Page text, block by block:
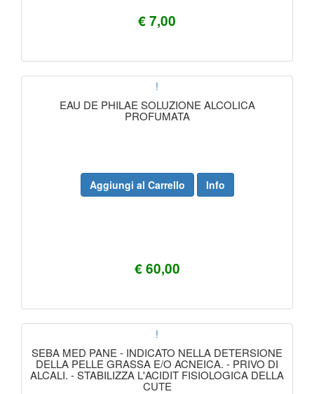
€ 7,00
!
EAU DE PHILAE SOLUZIONE ALCOLICA
PROFUMATA
€ 60,00
Aggiungi al Carrello Info
!
SEBA MED PANE - INDICATO NELLA DETERSIONE
DELLA PELLE GRASSA E/O ACNEICA. - PRIVO DI
ALCALI. - STABILIZZA L'ACIDIT FISIOLOGICA DELLA
CUTE